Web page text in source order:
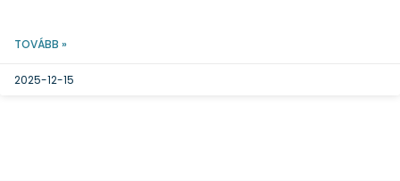
TOVÁBB »
2025-12-15